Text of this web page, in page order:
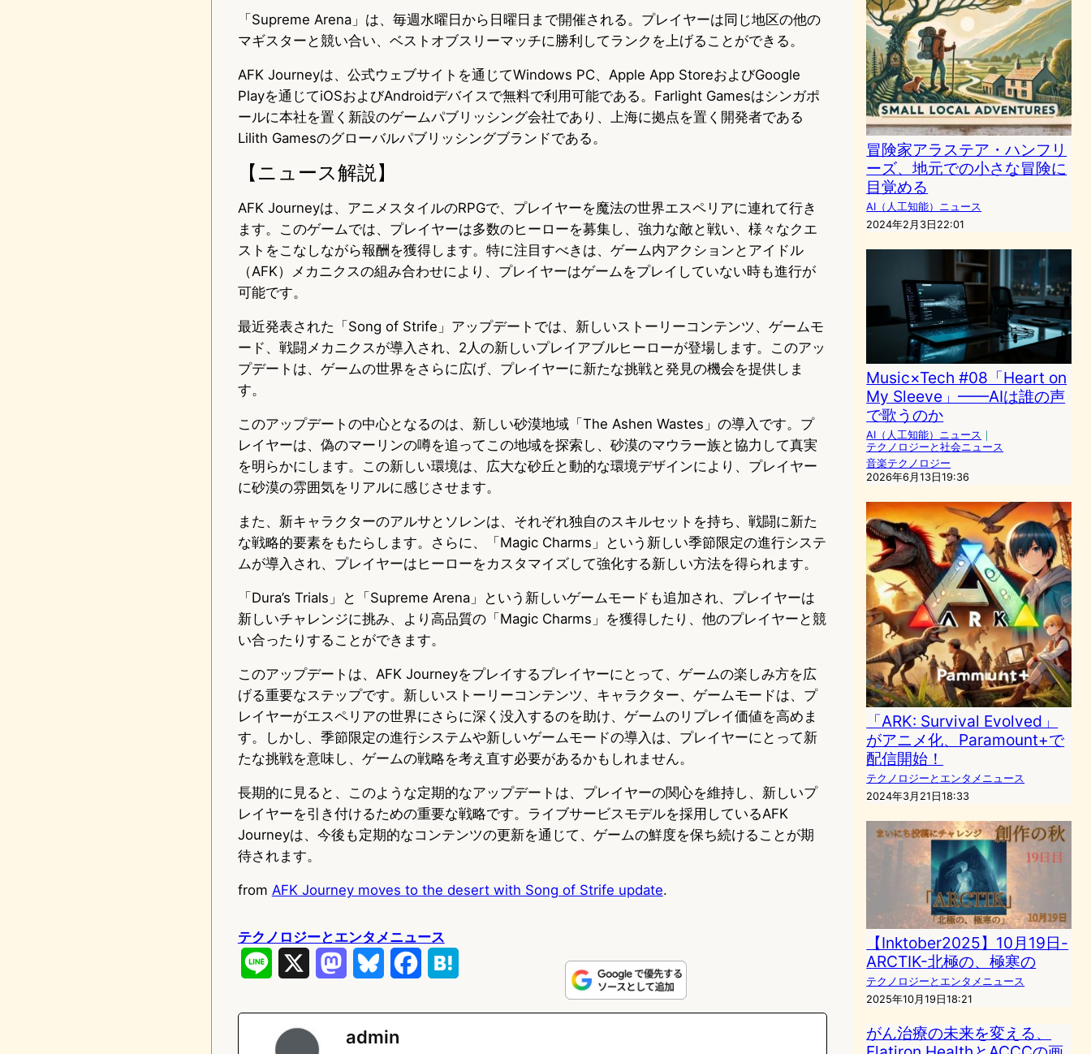
「Supreme Arena」は、毎週水曜日から日曜日まで開催される。プレイヤーは同じ地区の他の
マギスターと競い合い、ベストオブスリーマッチに勝利してランクを上げることができる。
AFK Journeyは、公式ウェブサイトを通じてWindows PC、Apple App StoreおよびGoogle
Playを通じてiOSおよびAndroidデバイスで無料で利用可能である。Farlight Gamesはシンガポ
ールに本社を置く新設のゲームパブリッシング会社であり、上海に拠点を置く開発者である
Lilith Gamesのグローバルパブリッシングブランドである。
【ニュース解説】
AFK Journeyは、アニメスタイルのRPGで、プレイヤーを魔法の世界エスペリアに連れて行き
ます。このゲームでは、プレイヤーは多数のヒーローを募集し、強力な敵と戦い、様々なクエ
ストをこなしながら報酬を獲得します。特に注目すべきは、ゲーム内アクションとアイドル
（AFK）メカニクスの組み合わせにより、プレイヤーはゲームをプレイしていない時も進行が
可能です。
最近発表された「Song of Strife」アップデートでは、新しいストーリーコンテンツ、ゲームモ
ード、戦闘メカニクスが導入され、2人の新しいプレイアブルヒーローが登場します。このアッ
プデートは、ゲームの世界をさらに広げ、プレイヤーに新たな挑戦と発見の機会を提供しま
す。
このアップデートの中心となるのは、新しい砂漠地域「The Ashen Wastes」の導入です。プ
レイヤーは、偽のマーリンの噂を追ってこの地域を探索し、砂漠のマウラー族と協力して真実
を明らかにします。この新しい環境は、広大な砂丘と動的な環境デザインにより、プレイヤー
に砂漠の雰囲気をリアルに感じさせます。
また、新キャラクターのアルサとソレンは、それぞれ独自のスキルセットを持ち、戦闘に新た
な戦略的要素をもたらします。さらに、「Magic Charms」という新しい季節限定の進行システ
ムが導入され、プレイヤーはヒーローをカスタマイズして強化する新しい方法を得られます。
「Dura’s Trials」と「Supreme Arena」という新しいゲームモードも追加され、プレイヤーは
新しいチャレンジに挑み、より高品質の「Magic Charms」を獲得したり、他のプレイヤーと競
い合ったりすることができます。
このアップデートは、AFK Journeyをプレイするプレイヤーにとって、ゲームの楽しみ方を広
げる重要なステップです。新しいストーリーコンテンツ、キャラクター、ゲームモードは、プ
レイヤーがエスペリアの世界にさらに深く没入するのを助け、ゲームのリプレイ価値を高めま
す。しかし、季節限定の進行システムや新しいゲームモードの導入は、プレイヤーにとって新
たな挑戦を意味し、ゲームの戦略を考え直す必要があるかもしれません。
長期的に見ると、このような定期的なアップデートは、プレイヤーの関心を維持し、新しいプ
レイヤーを引き付けるための重要な戦略です。ライブサービスモデルを採用しているAFK
Journeyは、今後も定期的なコンテンツの更新を通じて、ゲームの鮮度を保ち続けることが期
待されます。
from AFK Journey moves to the desert with Song of Strife update.
テクノロジーとエンタメニュース
admin
冒険家アラステア・ハンフリ
ーズ、地元での小さな冒険に
目覚める
AI（人工知能）ニュース
2024年2月3日22:01
Music×Tech #08「Heart on
My Sleeve」——AIは誰の声
で歌うのか
AI（人工知能）ニュース ｜
テクノロジーと社会ニュース
音楽テクノロジー
2026年6月13日19:36
「ARK: Survival Evolved」
がアニメ化、Paramount+で
配信開始！
テクノロジーとエンタメニュース
2024年3月21日18:33
【Inktober2025】10月19日-
ARCTIK-北極の、極寒の
テクノロジーとエンタメニュース
2025年10月19日18:21
がん治療の未来を変える、